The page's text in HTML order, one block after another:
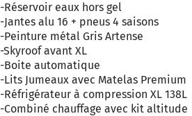
-Réservoir eaux hors gel
-Jantes alu 16 + pneus 4 saisons
-Peinture métal Gris Artense
-Skyroof avant XL
-Boite automatique
-Lits Jumeaux avec Matelas Premium
-Réfrigérateur à compression XL 138L
-Combiné chauffage avec kit altitude